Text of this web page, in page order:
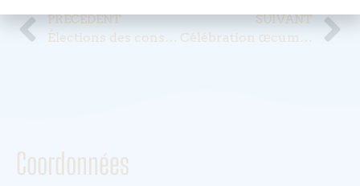
PRÉCÉDENT
Élections des conseillers presbytéraux dimanche 4 février 2024
SUIVANT
Célébration œcuménique avec Michel Deneken
Coordonnées